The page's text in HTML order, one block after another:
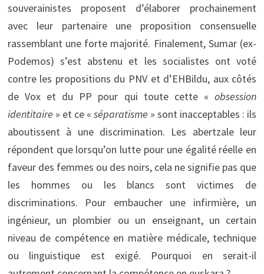
souverainistes proposent d’élaborer prochainement
avec leur partenaire une proposition consensuelle
rassemblant une forte majorité. Finalement, Sumar (ex-
Podemos) s’est abstenu et les socialistes ont voté
contre les propositions du PNV et d’EHBildu, aux côtés
de Vox et du PP pour qui toute cette «obsession
identitaire » et ce « séparatisme » sont inacceptables : ils
aboutissent à une discrimination. Les abertzale leur
répondent que lorsqu’on lutte pour une égalité réelle en
faveur des femmes ou des noirs, cela ne signifie pas que
les hommes ou les blancs sont victimes de
discriminations. Pour embaucher une infirmière, un
ingénieur, un plombier ou un enseignant, un certain
niveau de compétence en matière médicale, technique
ou linguistique est exigé. Pourquoi en serait-il